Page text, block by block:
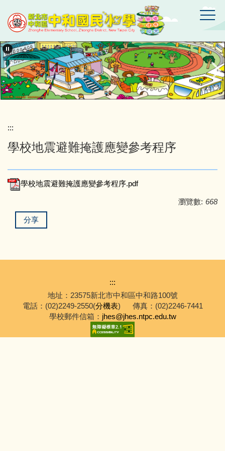
到
主
要
內
容
區
新
北
市
中
和
區
國
小
:::
學校地震避難掩護應變參考程序
學校地震避難掩護應變參考程序.pdf
瀏覽數: 668
分享
:::
地址：23575新北市中和區中和路100號
電話：(02)2249-2550(分機表)
傳真：(02)2246-7441
學校郵件信箱： jhes@jhes.ntpc.edu.tw